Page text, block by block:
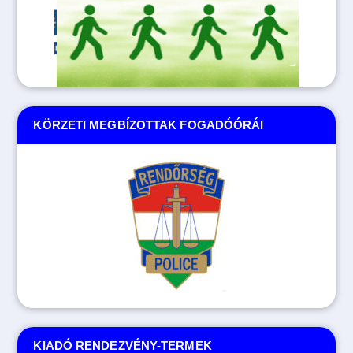
KIADÓ RENDEZVÉNY-TERMEK
KÖRZETI MEGBÍZOTTAK FOGADÓÓRÁI